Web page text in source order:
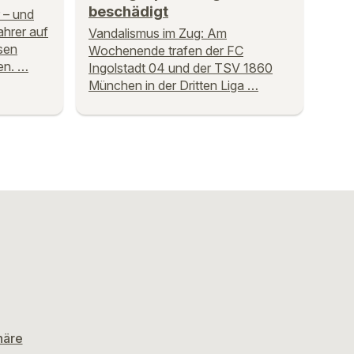
und
auf
…
beschädigt
Vandalismus im Zug: Am
Wochenende trafen der FC
Ingolstadt 04 und der TSV 1860
München in der Dritten Liga …